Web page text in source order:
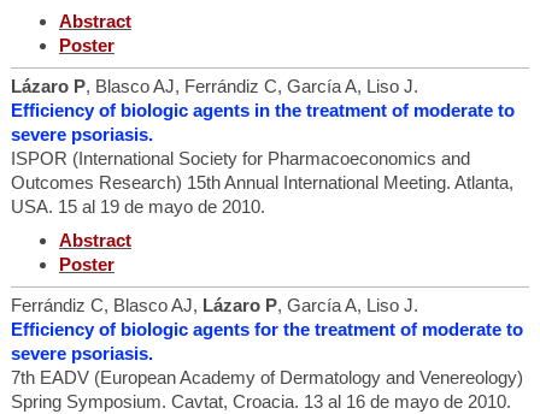
Abstract
Poster
Lázaro P, Blasco AJ, Ferrándiz C, García A, Liso J.
Efficiency of biologic agents in the treatment of moderate to
severe psoriasis.
ISPOR (International Society for Pharmacoeconomics and
Outcomes Research) 15th Annual International Meeting. Atlanta,
USA. 15 al 19 de mayo de 2010.
Abstract
Poster
Ferrándiz C, Blasco AJ, Lázaro P, García A, Liso J.
Efficiency of biologic agents for the treatment of moderate to
severe psoriasis.
7th EADV (European Academy of Dermatology and Venereology)
Spring Symposium. Cavtat, Croacia. 13 al 16 de mayo de 2010.